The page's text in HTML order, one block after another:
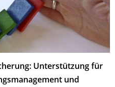
Unterstützung für
und